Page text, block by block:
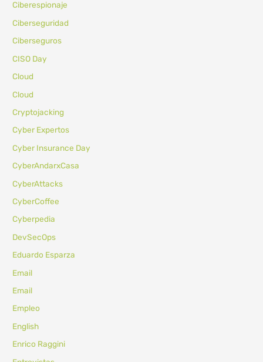
Ciberespionaje
Ciberseguridad
Ciberseguros
CISO Day
Cloud
Cloud
Cryptojacking
Cyber Expertos
Cyber Insurance Day
CyberAndarxCasa
CyberAttacks
CyberCoffee
Cyberpedia
DevSecOps
Eduardo Esparza
Email
Email
Empleo
English
Enrico Raggini